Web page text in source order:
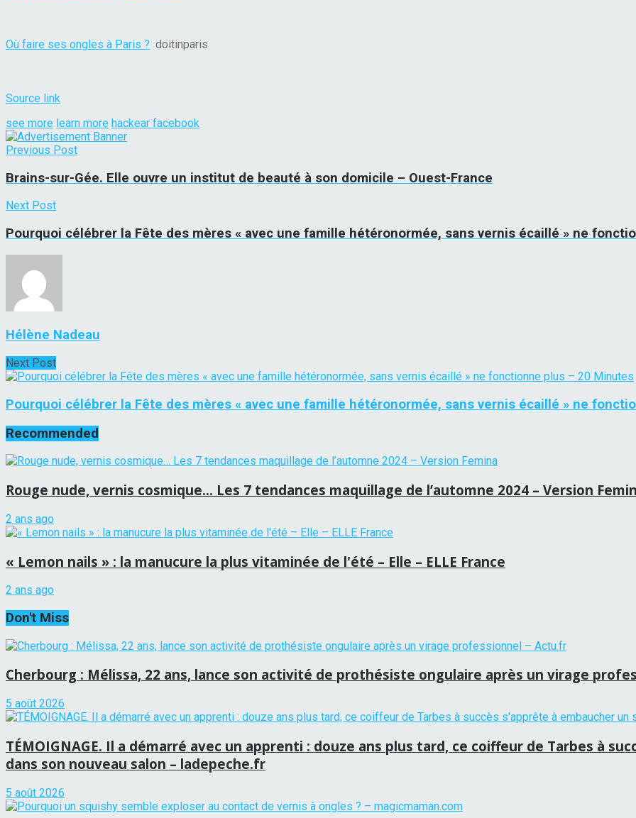
Où faire ses ongles à Paris ? doitinparis
Source link
see more learn more hackear facebook
Previous Post
Brains-sur-Gée. Elle ouvre un institut de beauté à son domicile – Ouest-France
Next Post
Pourquoi célébrer la Fête des mères « avec une famille hétéronormée, sans vernis écaillé » ne
Hélène Nadeau
Next Post
Pourquoi célébrer la Fête des mères « avec une famille hétéronormée, sans vernis écaillé » ne
Recommended
Rouge nude, vernis cosmique… Les 7 tendances maquillage de l’automne 2024 – Version
2 ans ago
« Lemon nails » : la manucure la plus vitaminée de l'été – Elle – ELLE France
2 ans ago
Don't Miss
Cherbourg : Mélissa, 22 ans, lance son activité de prothésiste ongulaire après un virage
5 août 2026
TÉMOIGNAGE. Il a démarré avec un apprenti : douze ans plus tard, ce coiffeur de Tarbes à
dans son nouveau salon – ladepeche.fr
5 août 2026